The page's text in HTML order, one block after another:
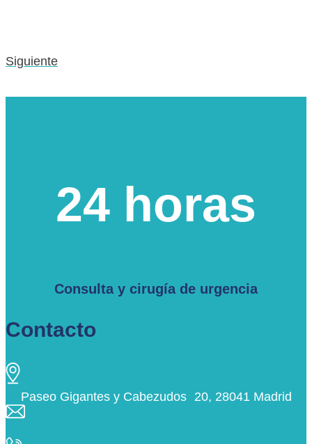
Siguiente
24 horas
Consulta y cirugía de urgencia
Contacto
Paseo Gigantes y Cabezudos 20, 28041 Madrid